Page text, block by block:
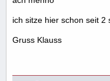
ich sitze hier schon seit
Gruss Klauss